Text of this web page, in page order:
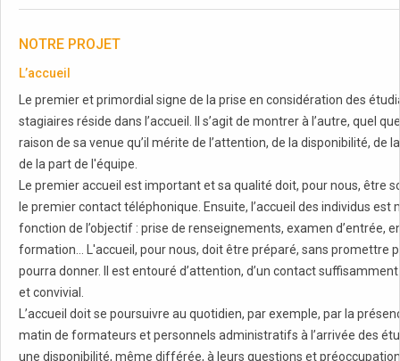
NOTRE PROJET
L’accueil
Le premier et primordial signe de la prise en considération des
stagiaires réside dans l’accueil. Il s’agit de montrer à l’autre, quel
raison de sa venue qu’il mérite de l’attention, de la disponibilité, de
de la part de l'équipe.
Le premier accueil est important et sa qualité doit, pour nous, être
le premier contact téléphonique. Ensuite, l’accueil des individus est
fonction de l’objectif : prise de renseignements, examen d’entrée,
formation… L'accueil, pour nous, doit être préparé, sans promettre
pourra donner. Il est entouré d’attention, d’un contact
et convivial.
L’accueil doit se poursuivre au quotidien, par exemple, par la
matin de formateurs et personnels administratifs à l’arrivée des
une disponibilité, même différée, à leurs questions et